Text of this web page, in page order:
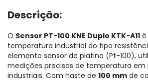
Descrição:
O Sensor PT-100 KNE Duplo KTK-A11 é
temperatura industrial do tipo
elemento sensor de platina (Pt-100),
medições precisas de temperatura em
industriais. Com haste de 100 mm de